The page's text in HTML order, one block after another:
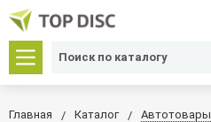
Главная Каталог
Автотовары